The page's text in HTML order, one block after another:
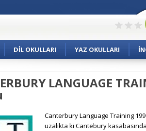
DIL OKULLARI YAZ OKULLARI
LANGUAGE
Canterbury Language Training
uzalıkta ki Cantebury